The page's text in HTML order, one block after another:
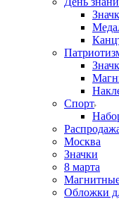
Спорт
Москва
Значки
8 марта
Обложки